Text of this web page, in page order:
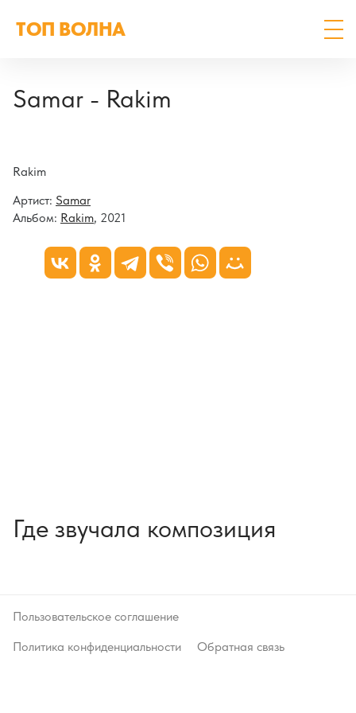
ТОП ВОЛНА
Samar - Rakim
Rakim
Артист: Samar
Альбом: Rakim, 2021
Где звучала композиция
Пользовательское соглашение
Политика конфиденциальности
Обратная связь